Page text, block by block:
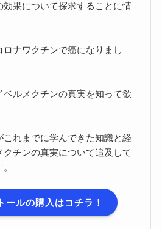
果について探求することに情
ナワクチンで癌になりまし
ルメクチンの真実を知って欲
これまでに学んできた知識と経
チンの真実について追及して
ールの購入はコチラ！